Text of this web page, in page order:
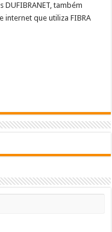
também
internet que utiliza FIBRA